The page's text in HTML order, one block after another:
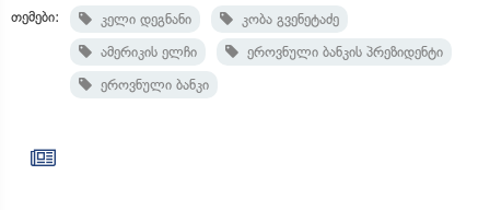
თემები: კელი დეგნანი
კობა გვენეტაძე
ამერიკის ელჩი
ეროვნული ბანკის პრეზიდენტი
ეროვნული ბანკი